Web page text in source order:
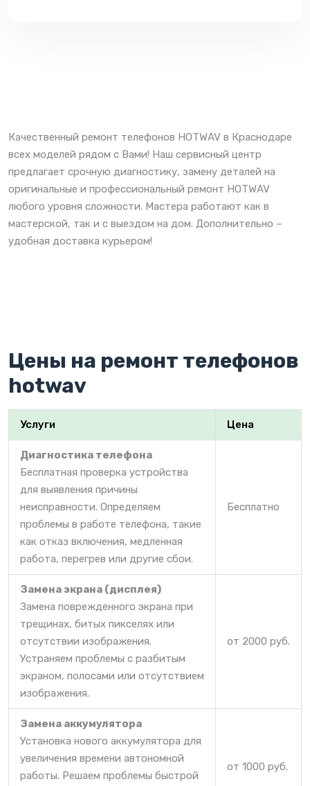
Качественный ремонт телефонов HOTWAV в Краснодаре
всех моделей рядом с Вами! Наш сервисный центр
предлагает срочную диагностику, замену деталей на
оригинальные и профессиональный ремонт HOTWAV
любого уровня сложности. Мастера работают как в
мастерской, так и с выездом на дом. Дополнительно –
удобная доставка курьером!
Цены на ремонт телефонов
hotwav
Услуги Цена
Диагностика телефона
Бесплатная проверка устройства
для выявления причины
неисправности. Определяем
проблемы в работе телефона, такие
как отказ включения, медленная
работа, перегрев или другие сбои.
Бесплатно
Замена экрана (дисплея)
Замена поврежденного экрана при
трещинах, битых пикселях или
отсутствии изображения.
Устраняем проблемы с разбитым
экраном, полосами или отсутствием
изображения.
от 2000 руб.
Замена аккумулятора
Установка нового аккумулятора для
увеличения времени автономной
работы. Решаем проблемы быстрой
от 1000 руб.